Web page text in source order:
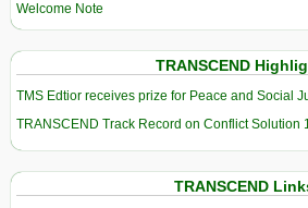
Welcome Note
TRANSCEND
TMS Edtior receives prize for Peace and Social
TRANSCEND Track Record on Conflict Solution
TRANSCEND